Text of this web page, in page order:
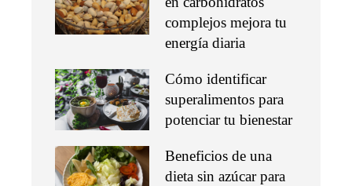
complejos mejora tu
energía diaria
Cómo identificar
superalimentos para
potenciar tu bienestar
Beneficios de una
dieta sin azúcar para